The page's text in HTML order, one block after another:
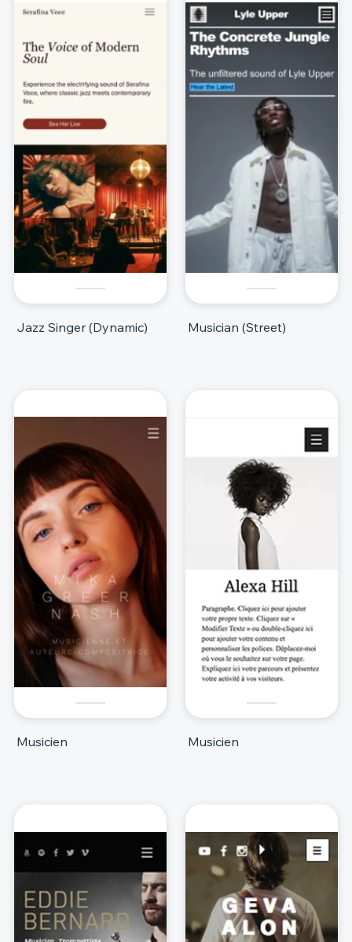
Jazz Singer (Dynamic) Musician (Street)
Musicien Musicien